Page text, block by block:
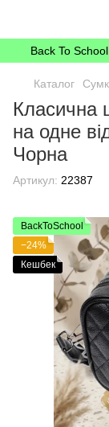
Back To
Каталог
Класична
на одне
Чорна
Артикул: 22387
BackToSchool
−24%
Кешбек